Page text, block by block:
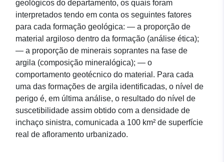
geológicos do departamento, os quais foram
interpretados tendo em conta os seguintes fatores
para cada formação geológica: — a proporção de
material argiloso dentro da formação (análise ética);
— a proporção de minerais soprantes na fase de
argila (composição mineralógica); — o
comportamento geotécnico do material. Para cada
uma das formações de argila identificadas, o nível de
perigo é, em última análise, o resultado do nível de
suscetibilidade assim obtido com a densidade de
inchaço sinistra, comunicada a 100 km² de superfície
real de afloramento urbanizado.